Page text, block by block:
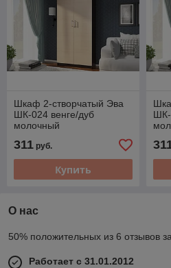
Шкаф 2-створчатый Эва
ШК-024 венге/дуб
молочный
311 руб.
Купить
ШК-
О нас
50% положительных из 6 отзывов
Работает с 31.01.2012